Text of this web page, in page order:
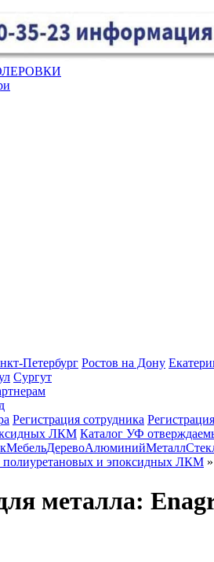
Петербург Ростов на Дону
Сургут
Регистрация сотрудника
ЛКМ Каталог УФ
МебельДеревоАлюминийМеталл
полиуретановых и эпоксидных ЛКМ »
металла: